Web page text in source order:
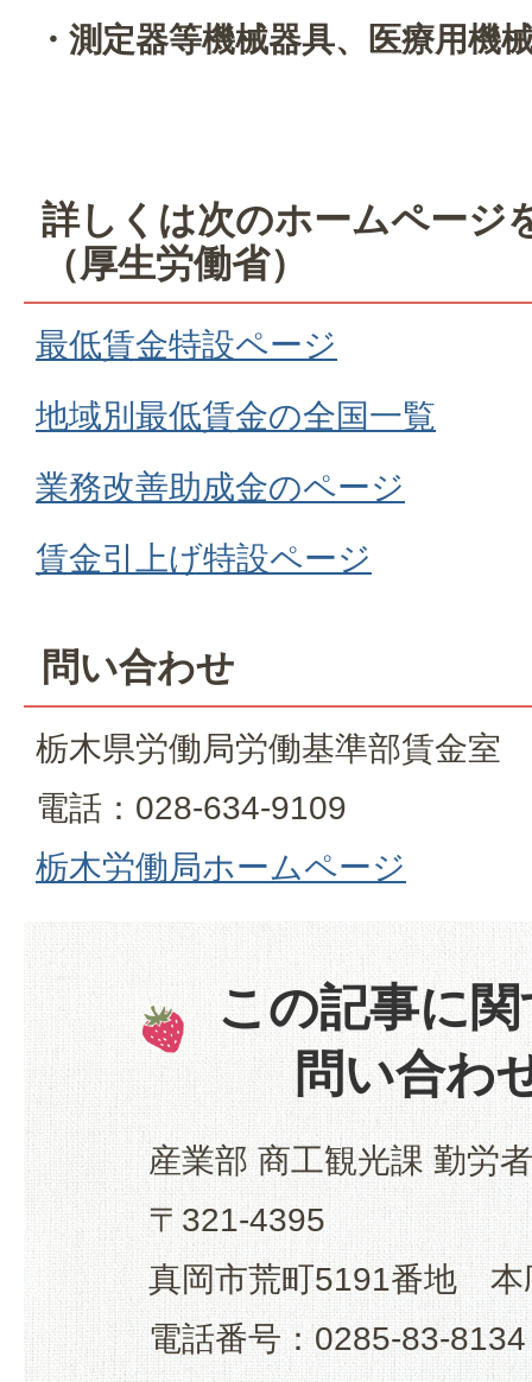
・測定器等機械器具、医療用機
詳しくは次のホームページ
（厚生労働省）
最低賃金特設ページ
地域別最低賃金の全国一覧
業務改善助成金のページ
賃金引上げ特設ページ
問い合わせ
栃木県労働局労働基準部賃金室
電話：028-634-9109
栃木労働局ホームページ
この記事に
問い合わ
産業部 商工観光課 勤労
〒321-4395
真岡市荒町5191番地 本
電話番号：0285-83-8134